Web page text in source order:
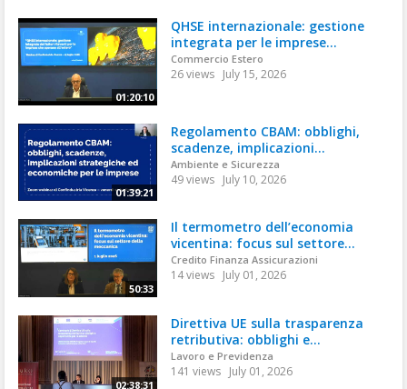
01:20:10
QHSE internazionale: gestione
integrata per le imprese...
Commercio Estero
26 views July 15, 2026
01:39:21
Regolamento CBAM: obblighi,
scadenze, implicazioni...
Ambiente e Sicurezza
49 views July 10, 2026
50:33
Il termometro dell’economia
vicentina: focus sul settore...
Credito Finanza Assicurazioni
14 views July 01, 2026
02:38:31
Direttiva UE sulla trasparenza
retributiva: obblighi e...
Lavoro e Previdenza
141 views July 01, 2026